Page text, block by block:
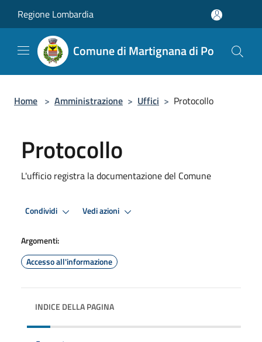
Regione Lombardia
Comune di Martignana di Po
Home > Amministrazione > Uffici > Protocollo
Protocollo
L'ufficio registra la documentazione del Comune
Condividi Vedi azioni
Argomenti:
Accesso all'informazione
INDICE DELLA PAGINA